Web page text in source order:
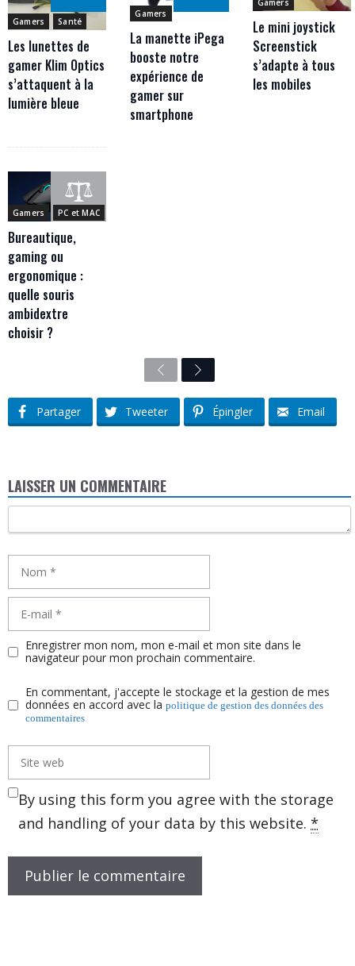
Gamers Santé
Les lunettes de
gamer Klim Optics
s’attaquent à la
lumière bleue
Gamers
La manette iPega
booste notre
expérience de
gamer sur
smartphone
Gamers
Le mini joystick
Screenstick
s’adapte à tous
les mobiles
COMPARATI
F
Gamers PC et MAC
Bureautique,
gaming ou
ergonomique :
quelle souris
ambidextre
choisir ?
PreviousNext
Partager Tweeter Épingler Email
LAISSER UN COMMENTAIRE
Nom
mail
Enregistrer mon nom, mon e-mail et mon site dans le
navigateur pour mon prochain commentaire.
En commentant, j'accepte le stockage et la gestion de mes
données en accord avec la politique de gestion des données des
commentaires
Site
web
By using this form you agree with the storage
and handling of your data by this website. *